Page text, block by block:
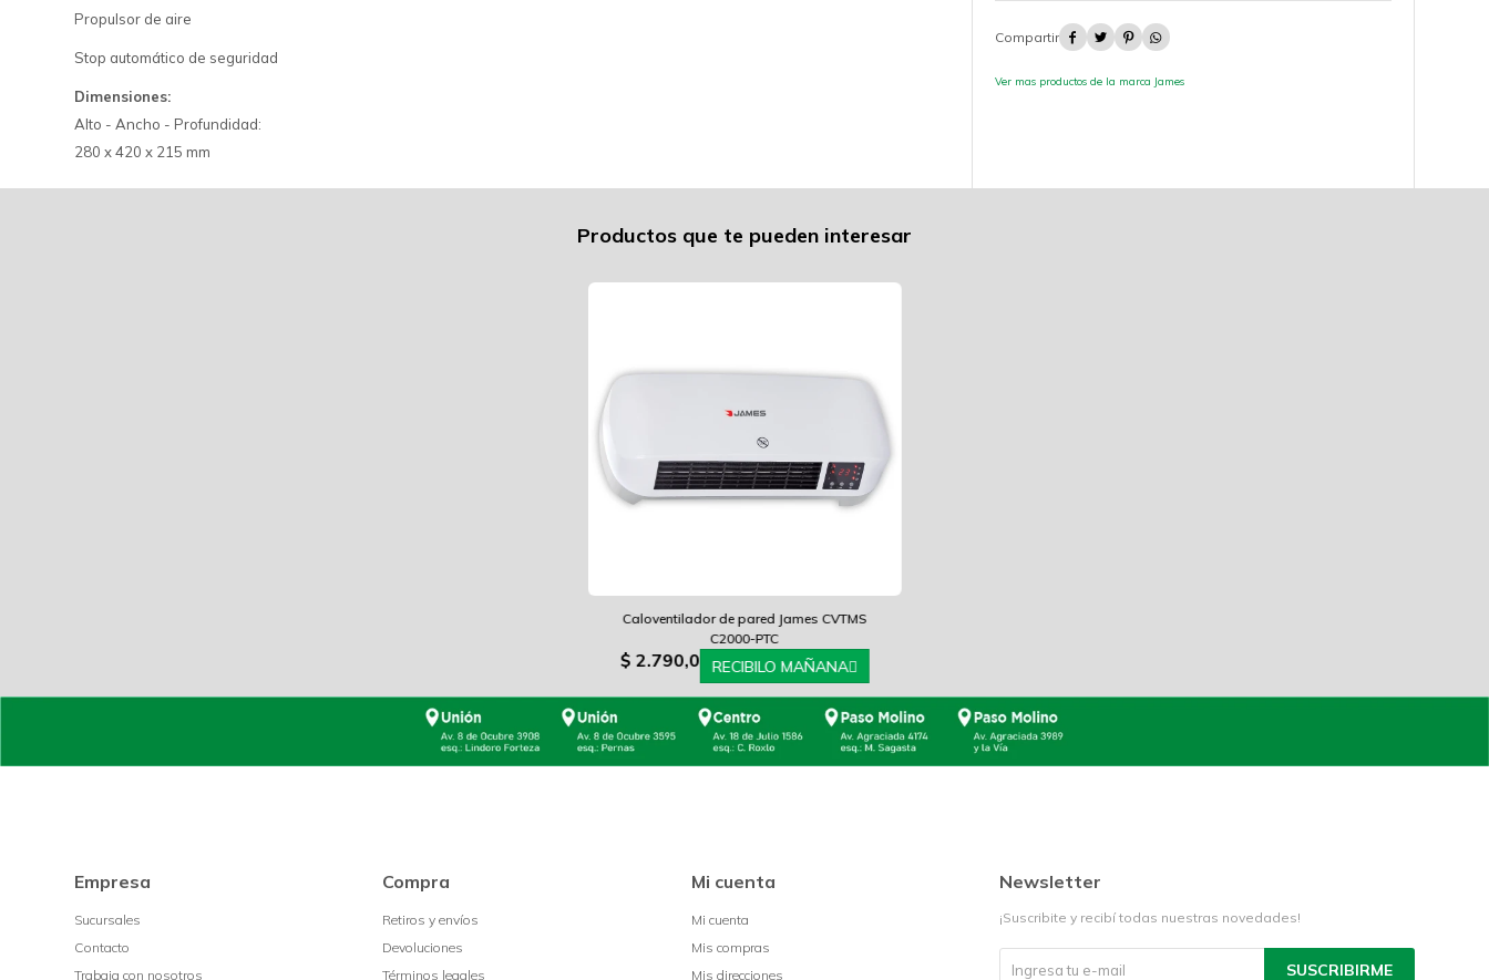
   
Ver mas productos de la marca James
Propulsor de aire
Stop automático de seguridad
Dimensiones:
Alto - Ancho - Profundidad:
280 x 420 x 215 mm
Productos que te pueden interesar
Caloventilador de pared James CVTMS
C2000-PTC
$ 2.790,0 RECIBILO MAÑANA
Empresa
Sucursales
Contacto
Trabaja con nosotros
Compra
Retiros y envíos
Devoluciones
Términos legales
Mi cuenta
Mi cuenta
Mis compras
Mis direcciones
Newsletter
¡Suscribite y recibí todas nuestras novedades!
SUSCRIBIRME